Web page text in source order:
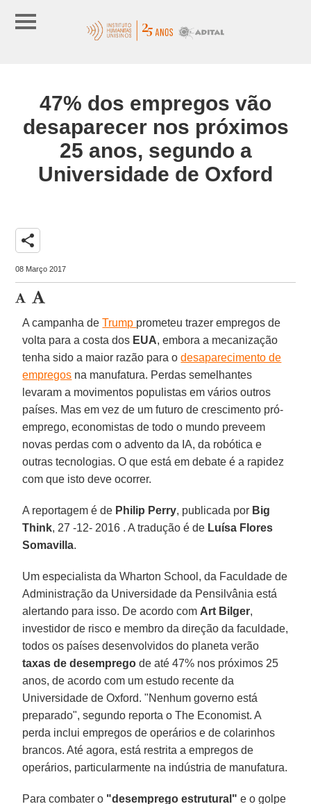
47% dos empregos vão
desaparecer nos próximos
25 anos, segundo a
Universidade de Oxford
share
08 Março 2017
A campanha deTrump prometeu trazer empregos de
volta para a costa dos EUA, embora a mecanização
tenha sido a maior razão para odesaparecimento de
empregos na manufatura. Perdas semelhantes
levaram a movimentos populistas em vários outros
países. Mas em vez de um futuro de crescimento pró-
emprego, economistas de todo o mundo preveem
novas perdas com o advento da IA, da robótica e
outras tecnologias. O que está em debate é a rapidez
com que isto deve ocorrer.
A reportagem é de Philip Perry, publicada por Big
Think, 27 -12- 2016 . A tradução é de Luísa Flores
Somavilla.
Um especialista da Wharton School, da Faculdade de
Administração da Universidade da Pensilvânia está
alertando para isso. De acordo com Art Bilger,
investidor de risco e membro da direção da faculdade,
todos os países desenvolvidos do planeta verão
taxas de desemprego de até 47% nos próximos 25
anos, de acordo com um estudo recente da
Universidade de Oxford. "Nenhum governo está
preparado", segundo reporta o The Economist. A
perda inclui empregos de operários e de colarinhos
brancos. Até agora, está restrita a empregos de
operários, particularmente na indústria de manufatura.
Para combater o "desemprego estrutural" e o golpe